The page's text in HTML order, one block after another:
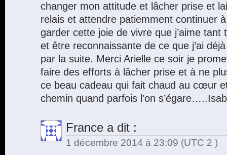
changer mon attitude et lâcher prise et
relais et attendre patiemment continuer
garder cette joie de vivre que j’aime
et être reconnaissante de ce que j’ai
par la suite. Merci Arielle ce soir je
faire des efforts à lâcher prise et à ne
ce beau cadeau qui fait chaud au cœur
chemin quand parfois l’on
France a dit :
1 décembre 2014 à 23:09 (UTC 2 )